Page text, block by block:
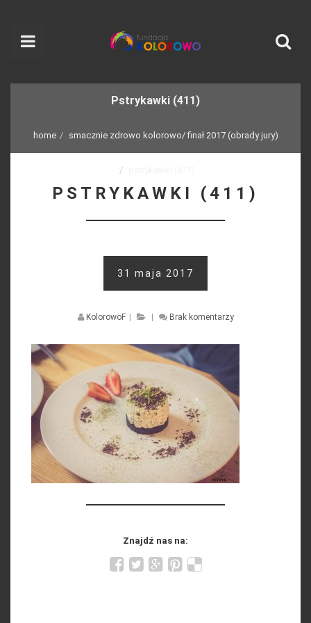
Pstrykawki (411)
home smacznie zdrowo kolorowo/ finał 2017 (obrady jury)
PSTRYKAWKI (411)
31 maja 2017
KolorowoF Brak komentarzy
Znajdź nas na: